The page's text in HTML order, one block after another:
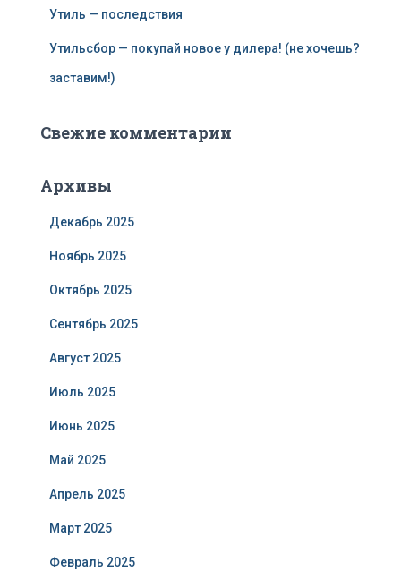
Утиль — последствия
Утильсбор — покупай новое у дилера! (не хочешь?
заставим!)
Свежие комментарии
Архивы
Декабрь 2025
Ноябрь 2025
Октябрь 2025
Сентябрь 2025
Август 2025
Июль 2025
Июнь 2025
Май 2025
Апрель 2025
Март 2025
Февраль 2025